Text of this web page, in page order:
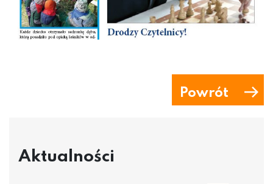
Powrót
Aktualności